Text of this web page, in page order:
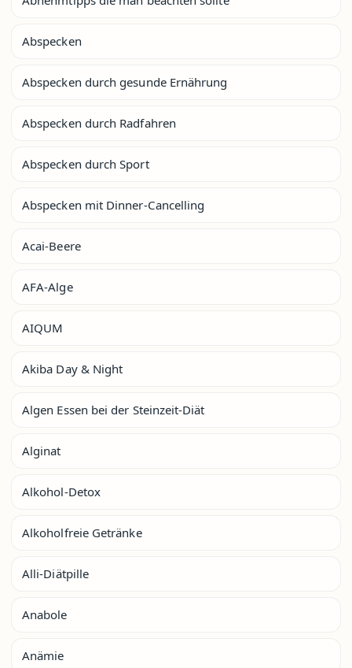
Abspecken
Abspecken durch gesunde Ernährung
Abspecken durch Radfahren
Abspecken durch Sport
Abspecken mit Dinner-Cancelling
Acai-Beere
AFA-Alge
AIQUM
Akiba Day & Night
Algen Essen bei der Steinzeit-Diät
Alginat
Alkohol-Detox
Alkoholfreie Getränke
Alli-Diätpille
Anabole
Anämie